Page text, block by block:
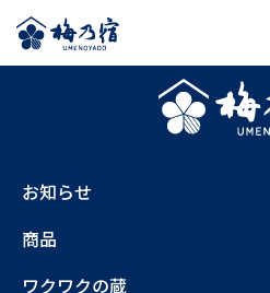
お知らせ
商品
ワクワクの蔵